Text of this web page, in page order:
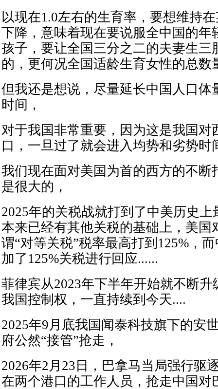
以现在1.0左右的生育率，要想维持
下降，意味着现在要说服全中国的年
孩子，要让全国三分之二的夫妻生三
的，更何况全国适龄生育女性的总数
但我还是想说，尽量延长中国人口体
时间，
对于我国非常重要，因为这是我国对
口，一旦过了就会进入均势和劣势时
我们现在面对美国为首的西方的不断
是很大的，
2025年的关税战就打到了中美历史
本来已经有其他关税的基础上，美国
谓“对等关税”税率最高打到125%，
加了125%关税进行回应......
菲律宾从2023年下半年开始就不断
我国控制权，一直持续到今天....
2025年9月底我国闻泰科技旗下的安
府公然“接管”抢走，
2026年2月23日，巴拿马当局强行驱
在两个港口的工作人员，抢走中国对